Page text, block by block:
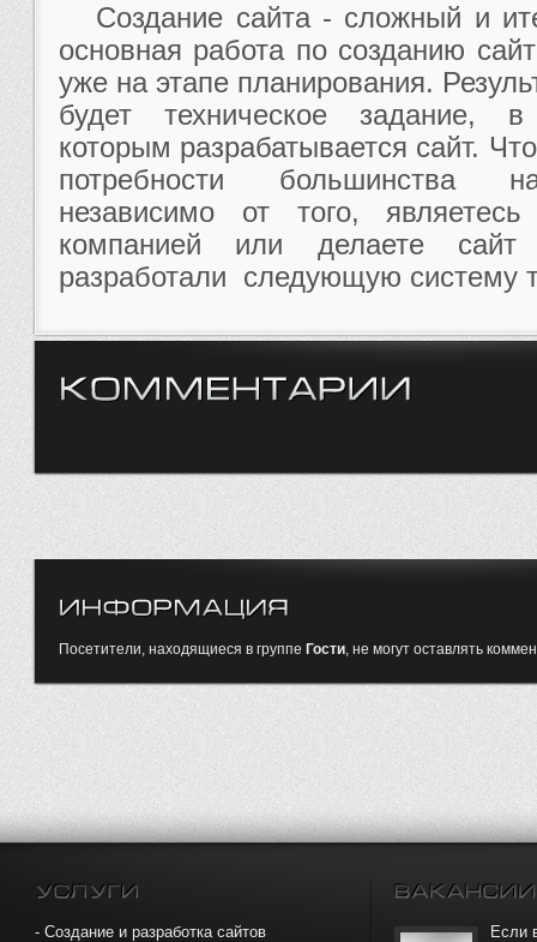
Создание сайта - сложный и
основная работа по созданию
уже на этапе планирования.
будет техническое задание,
которым разрабатывается сайт.
потребности большинства
независимо от того,
компанией или делаете
разработали следующую систему
Посетители, находящиеся в группе Гости, не могут оставлять
- Создание и разработка сайтов
Если